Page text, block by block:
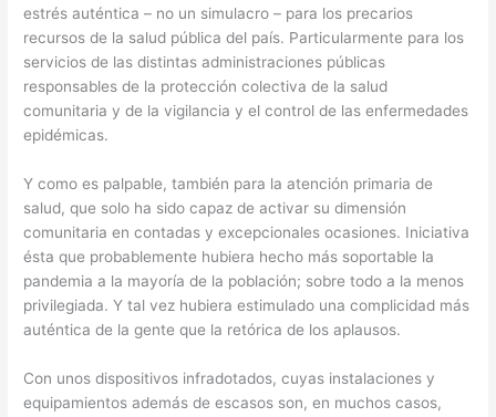
estrés auténtica – no un simulacro – para los precarios
recursos de la salud pública del país. Particularmente para los
servicios de las distintas administraciones públicas
responsables de la protección colectiva de la salud
comunitaria y de la vigilancia y el control de las enfermedades
epidémicas.
Y como es palpable, también para la atención primaria de
salud, que solo ha sido capaz de activar su dimensión
comunitaria en contadas y excepcionales ocasiones. Iniciativa
ésta que probablemente hubiera hecho más soportable la
pandemia a la mayoría de la población; sobre todo a la menos
privilegiada. Y tal vez hubiera estimulado una complicidad más
auténtica de la gente que la retórica de los aplausos.
Con unos dispositivos infradotados, cuyas instalaciones y
equipamientos además de escasos son, en muchos casos,